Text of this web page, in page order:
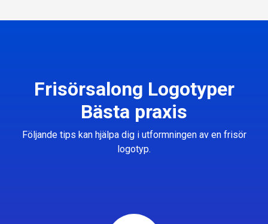
Frisörsalong Logotyper
Bästa praxis
Följande tips kan hjälpa dig i utformningen av en frisör
logotyp.